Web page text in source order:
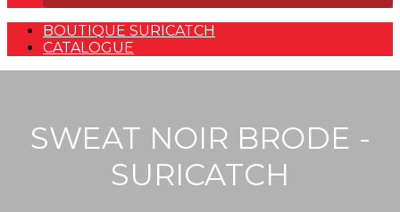
BOUTIQUE SURICATCH
CATALOGUE
SWEAT NOIR BRODE -
SURICATCH